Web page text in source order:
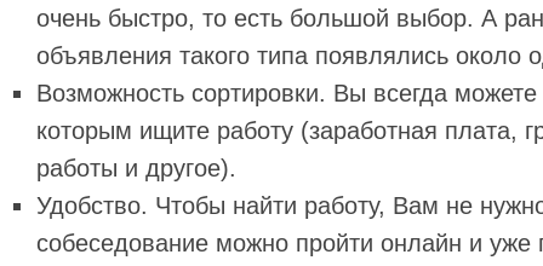
очень быстро, то есть большой выбор. А
объявления такого типа появлялись около
Возможность сортировки. Вы всегда
которым ищите работу (заработная плата,
работы и другое).
Удобство. Чтобы найти работу, Вам не
собеседование можно пройти онлайн и уже